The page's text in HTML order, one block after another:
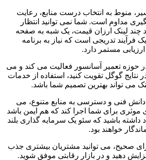
منوط به انتخاب درست منابع، رعایت
مداوم است. شما نمی توانید انتظار
چند لینک ارزان قیمت، یک شبه به صفحه
فرآیند تدریجی است که نیاز به برنامه
مستمر دارد.
حوزه تعمیر آسانسور فعالیت می کند و می
نتایج گوگل تقویت کنید، استفاده از خدمات
می تواند بهترین تصمیم شما باشد.
دانش فنی و دسترسی به منابع متنوع، می
موثری برای شما اجرا کند که هم ایمن باشد
داشته باشید که سئو یک سرمایه گذاری بلند
خواهند بود.
صحیح، می توانید مشتریان بیشتری جذب
دهید و در بازار رقابتی موفق شوید.